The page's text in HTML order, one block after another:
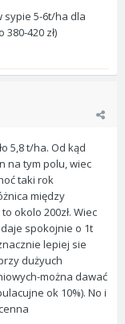
sypie 5-6t/ha dla
420 zł)
5,8 t/ha. Od kąd
na tym polu, wiec
taki rok
między
okolo 200zł. Wiec
spokojnie o 1t
lepiej sie
dużyuch
można dawać
ok 10%). No i